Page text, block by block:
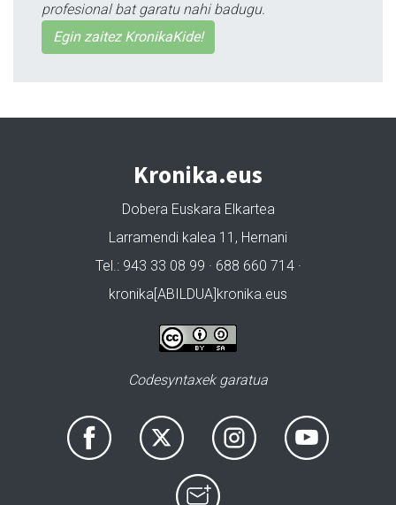
profesional bat garatu nahi badugu.
Egin zaitez KronikaKide!
Kronika.eus
Dobera Euskara Elkartea
Larramendi kalea 11, Hernani
Tel.: 943 33 08 99 · 688 660 714 ·
kronika[ABILDUA]kronika.eus
Codesyntaxek garatua